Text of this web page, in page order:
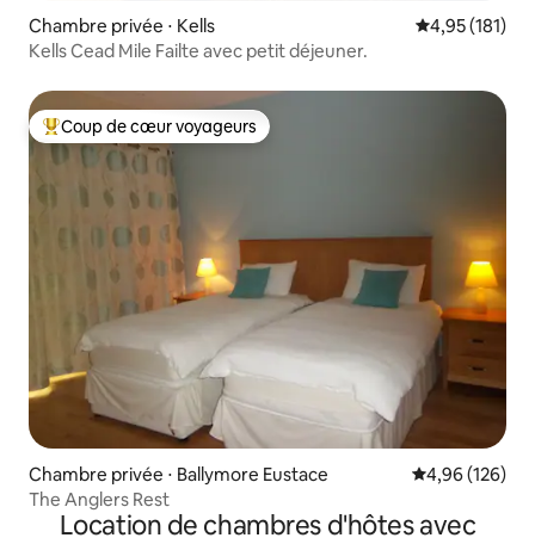
Chambre privée ⋅ Kells Évaluation
4,95 (181)
Kells Cead Mile Failte avec petit déjeuner.
Coups de cœur voyageurs les plus appréciés
Coup de cœur voyageurs
Chambre privée ⋅ Ballymore Eustace Évaluation
4,96 (126)
The Anglers Rest
Location de chambres d'hôtes avec